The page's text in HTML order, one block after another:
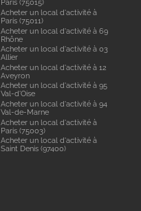
Paris (75015)
Acheter un local d'activité à
Paris (75011)
Acheter un local d'activité à 69
Rhône
Acheter un local d'activité à 03
Allier
Acheter un local d'activité à 12
Aveyron
Acheter un local d'activité à 95
Val-d'Oise
Acheter un local d'activité à 94
Val-de-Marne
Acheter un local d'activité à
Paris (75003)
Acheter un local d'activité à
Saint Denis (97400)